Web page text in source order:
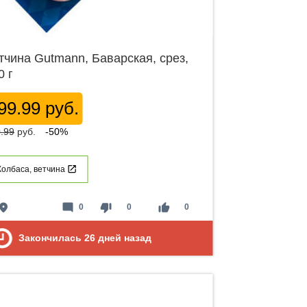
Gutmann, Баварская, срез,
г
руб.
руб. -50%
ветчина
place thumb_down 0 thumb_up 0
mode_comment 0
Закончилась 26 дней назад